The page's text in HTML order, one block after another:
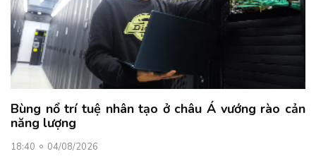
Bùng nổ trí tuệ nhân tạo ở châu Á vướng rào cản
năng lượng
18:40 04/08/2026